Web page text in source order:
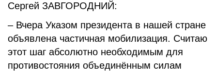
Сергей ЗАВГОРОДНИЙ:
– Вчера Указом президента в нашей стране
объявлена частичная мобилизация. Считаю
этот шаг абсолютно необходимым для
противостояния объединённым силам